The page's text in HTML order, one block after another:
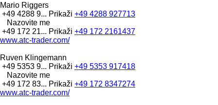
Mario Riggers
+49 4288 9... Prikaži +49 4288 927713
Nazovite me
+49 172 21... Prikaži +49 172 2161437
www.atc-trader.com/
Ruven Klingemann
+49 5353 9... Prikaži +49 5353 917418
Nazovite me
+49 172 83... Prikaži +49 172 8347274
www.atc-trader.com/